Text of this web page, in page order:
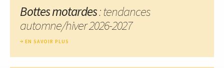
Bottes motardes: tendances
automne/hiver 2026-2027
EN SAVOIR PLUS